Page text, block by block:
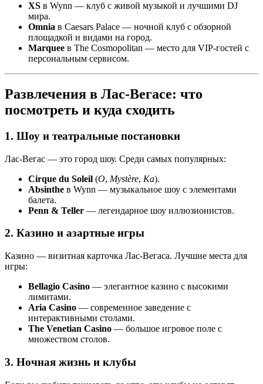
XS в Wynn — клуб с живой музыкой и лучшими DJ
мира.
Omnia в Caesars Palace — ночной клуб с обзорной
площадкой и видами на город.
Marquee в The Cosmopolitan — место для VIP-гостей с
персональным сервисом.
Развлечения в Лас-Вегасе: что
посмотреть и куда сходить
1. Шоу и театральные постановки
Лас-Вегас — это город шоу. Среди самых популярных:
Cirque du Soleil (O, Mystère, Ka).
Absinthe в Wynn — музыкальное шоу с элементами
балета.
Penn & Teller — легендарное шоу иллюзионистов.
2. Казино и азартные игры
Казино — визитная карточка Лас-Вегаса. Лучшие места для
игры:
Bellagio Casino — элегантное казино с высокими
лимитами.
Aria Casino — современное заведение с
интерактивными столами.
The Venetian Casino — большое игровое поле с
множеством столов.
3. Ночная жизнь и клубы